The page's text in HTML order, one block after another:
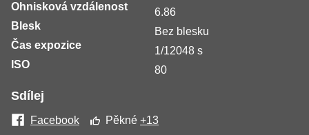
Ohnisková vzdálenost
6.86
Blesk
Bez blesku
Čas expozice
1/12048 s
ISO
80
Sdílej
Facebook Pěkné+13